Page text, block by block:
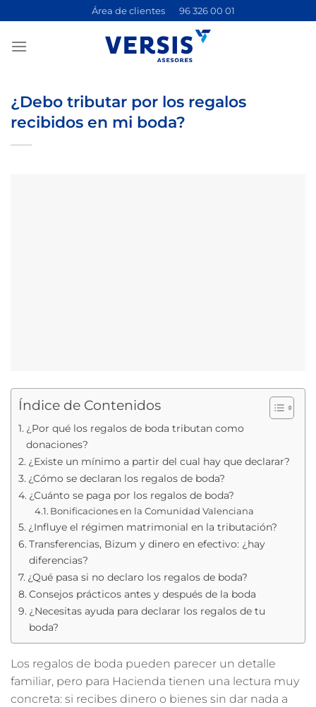
contenido
Área de clientes 96 326 00 01
¿Debo tributar por los regalos
recibidos en mi boda?
Índice de Contenidos
¿Por qué los regalos de boda tributan como
donaciones?
¿Existe un mínimo a partir del cual hay que declarar?
¿Cómo se declaran los regalos de boda?
¿Cuánto se paga por los regalos de boda?
Bonificaciones en la Comunidad Valenciana
¿Influye el régimen matrimonial en la tributación?
Transferencias, Bizum y dinero en efectivo: ¿hay
diferencias?
¿Qué pasa si no declaro los regalos de boda?
Consejos prácticos antes y después de la boda
¿Necesitas ayuda para declarar los regalos de tu
boda?
Los regalos de boda pueden parecer un detalle
familiar, pero para Hacienda tienen una lectura muy
concreta: si recibes dinero o bienes sin dar nada a